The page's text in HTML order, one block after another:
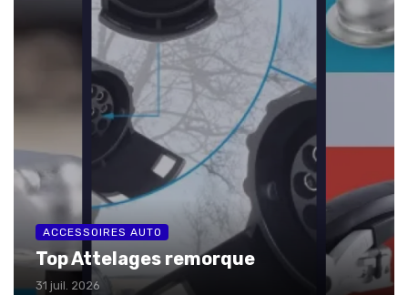
ACCESSOIRES AUTO
Top Attelages remorque
31 juil. 2026